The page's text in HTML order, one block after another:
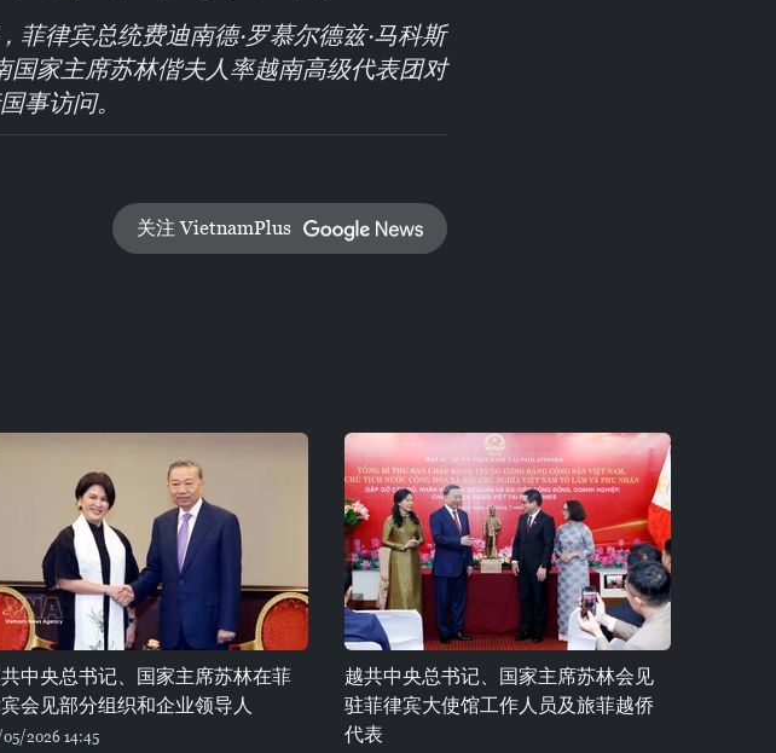
律宾总统费迪南德·罗慕尔德兹·马科斯
家主席苏林偕夫人率越南高级代表团对
事访问。
关注 VietnamPlus
中央总书记、国家主席苏林在菲
会见部分组织和企业领导人
05/2026 14:45
越共中央总书记、国家主席苏林会见
驻菲律宾大使馆工作人员及旅菲越侨
代表